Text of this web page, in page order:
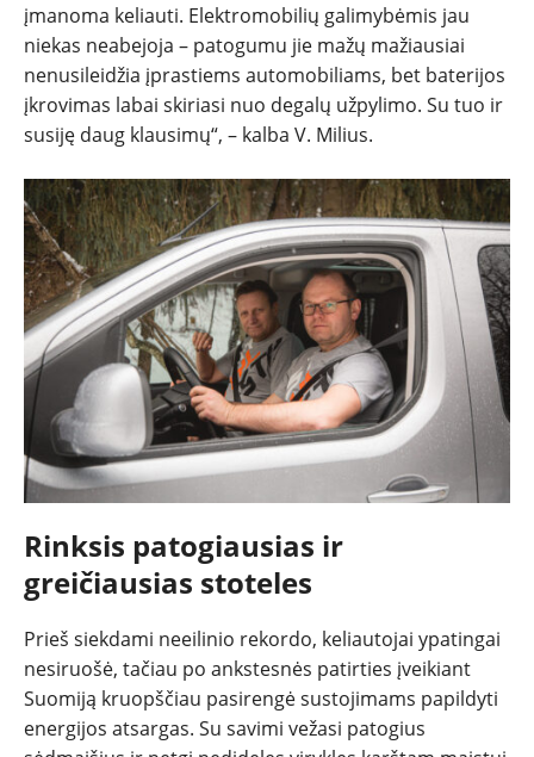
įmanoma keliauti. Elektromobilių galimybėmis jau
niekas neabejoja – patogumu jie mažų mažiausiai
nenusileidžia įprastiems automobiliams, bet baterijos
įkrovimas labai skiriasi nuo degalų užpylimo. Su tuo ir
susiję daug klausimų“, – kalba V. Milius.
Rinksis patogiausias ir
greičiausias stoteles
Prieš siekdami neeilinio rekordo, keliautojai ypatingai
nesiruošė, tačiau po ankstesnės patirties įveikiant
Suomiją kruopščiau pasirengė sustojimams papildyti
energijos atsargas. Su savimi vežasi patogius